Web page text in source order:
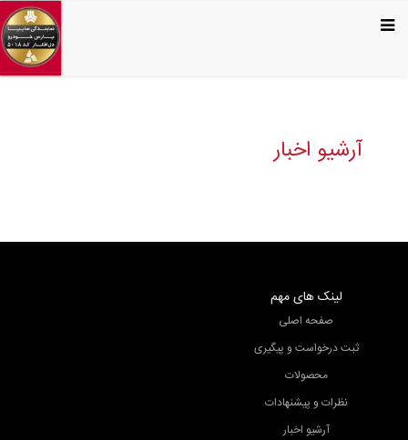
آرشیو اخبار
لینک های مهم
صفحه اصلی
ثبت درخواست و پیگیری
محصولات
نظرات و پیشنهادات
آرشیو اخبار